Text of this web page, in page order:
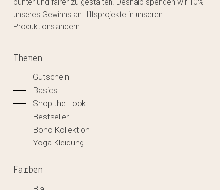
bunter und fairer zu gestalten. Deshalb spenden wir 10%
unseres Gewinns an Hilfsprojekte in unseren
Produktionsländern.
Themen
Gutschein
Basics
Shop the Look
Bestseller
Boho Kollektion
Yoga Kleidung
Farben